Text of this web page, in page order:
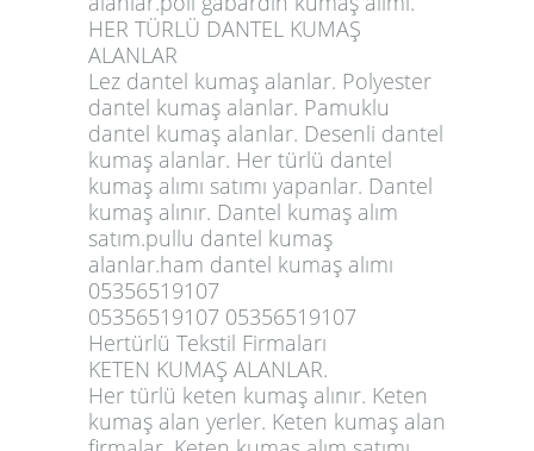
HER TÜRLÜ DANTEL KUMAŞ
ALANLAR
Lez dantel kumaş alanlar. Polyester
dantel kumaş alanlar. Pamuklu
dantel kumaş alanlar. Desenli dantel
kumaş alanlar. Her türlü dantel
kumaş alımı satımı yapanlar. Dantel
kumaş alınır. Dantel kumaş alım
satım.pullu dantel kumaş
alanlar.ham dantel kumaş alımı
05356519107
05356519107 05356519107
Hertürlü Tekstil Firmaları
KETEN KUMAŞ ALANLAR.
Her türlü keten kumaş alınır. Keten
kumaş alan yerler. Keten kumaş alan